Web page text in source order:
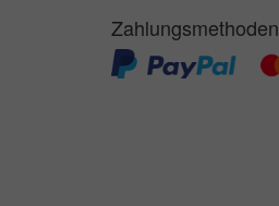
Zahlungsmethoden